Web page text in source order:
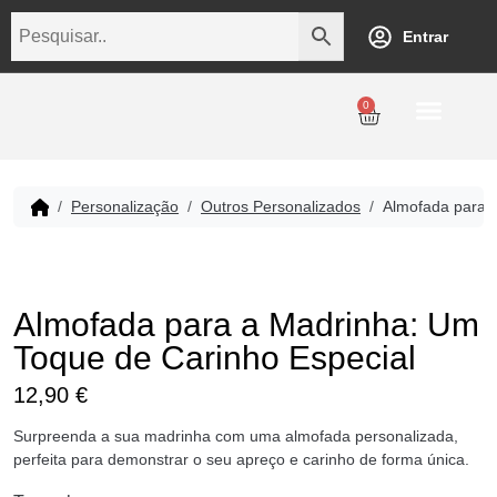
Entrar
0
Personalização Outros Personalizados Almofada para
Almofada para a Madrinha: Um
Toque de Carinho Especial
12,90 €
Surpreenda a sua madrinha com uma almofada personalizada,
perfeita para demonstrar o seu apreço e carinho de forma única.